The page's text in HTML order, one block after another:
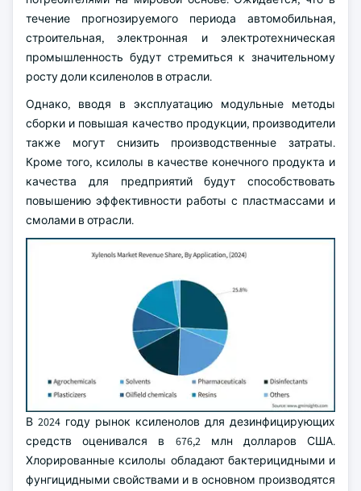
течение прогнозируемого периода автомобильная,
строительная, электронная и электротехническая
промышленность будут стремиться к значительному
росту доли ксиленолов в отрасли.
Однако, вводя в эксплуатацию модульные методы
сборки и повышая качество продукции, производители
также могут снизить производственные затраты.
Кроме того, ксилолы в качестве конечного продукта и
качества для предприятий будут способствовать
повышению эффективности работы с пластмассами и
смолами в отрасли.
В 2024 году рынок ксиленолов для дезинфицирующих
средств оценивался в 676,2 млн долларов США.
Хлорированные ксилолы обладают бактерицидными и
фунгицидными свойствами и в основном производятся